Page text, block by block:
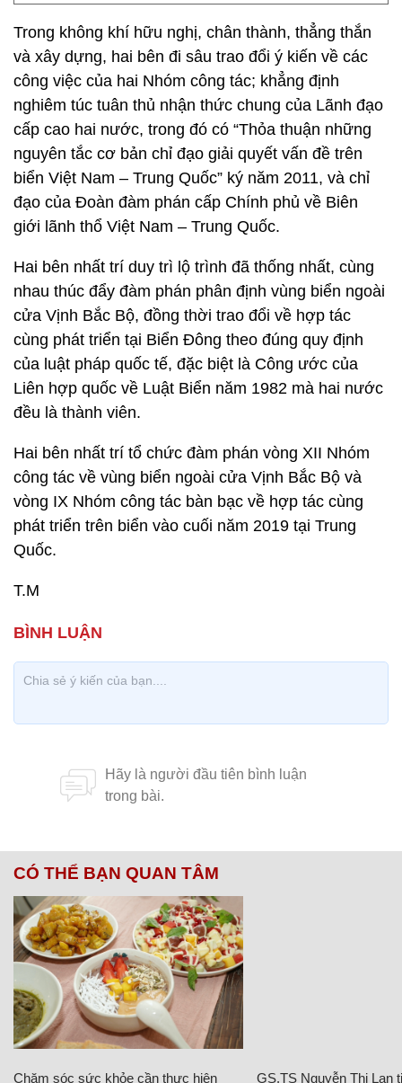
Trong không khí hữu nghị, chân thành, thẳng thắn
và xây dựng, hai bên đi sâu trao đổi ý kiến về các
công việc của hai Nhóm công tác; khẳng định
nghiêm túc tuân thủ nhận thức chung của Lãnh đạo
cấp cao hai nước, trong đó có “Thỏa thuận những
nguyên tắc cơ bản chỉ đạo giải quyết vấn đề trên
biển Việt Nam – Trung Quốc” ký năm 2011, và chỉ
đạo của Đoàn đàm phán cấp Chính phủ về Biên
giới lãnh thổ Việt Nam – Trung Quốc.
Hai bên nhất trí duy trì lộ trình đã thống nhất, cùng
nhau thúc đẩy đàm phán phân định vùng biển ngoài
cửa Vịnh Bắc Bộ, đồng thời trao đổi về hợp tác
cùng phát triển tại Biển Đông theo đúng quy định
của luật pháp quốc tế, đặc biệt là Công ước của
Liên hợp quốc về Luật Biển năm 1982 mà hai nước
đều là thành viên.
Hai bên nhất trí tổ chức đàm phán vòng XII Nhóm
công tác về vùng biển ngoài cửa Vịnh Bắc Bộ và
vòng IX Nhóm công tác bàn bạc về hợp tác cùng
phát triển trên biển vào cuối năm 2019 tại Trung
Quốc.
T.M
CÓ THỂ BẠN QUAN TÂM
Chăm sóc sức khỏe cần thực hiện
GS.TS Nguyễn Thị Lan